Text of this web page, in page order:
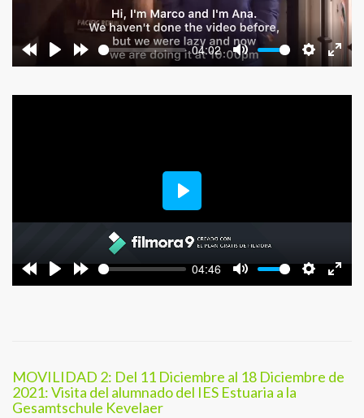
04:02
04:46
Play
MOVILIDAD 2: Del 11 Diciembre al 18 Diciembre de
2021: Visita del alumnado del IES Estuaria a la
Gesamtschule Kevelaer